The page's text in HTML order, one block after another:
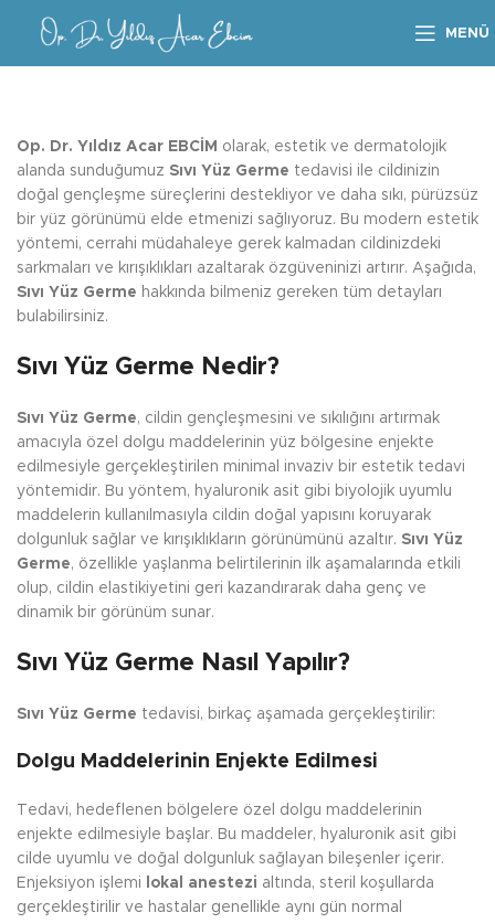
MENÜ
Op. Dr. Yıldız Acar EBCİM olarak, estetik ve dermatolojik
alanda sunduğumuz Sıvı Yüz Germe tedavisi ile cildinizin
doğal gençleşme süreçlerini destekliyor ve daha sıkı, pürüzsüz
bir yüz görünümü elde etmenizi sağlıyoruz. Bu modern estetik
yöntemi, cerrahi müdahaleye gerek kalmadan cildinizdeki
sarkmaları ve kırışıklıkları azaltarak özgüveninizi artırır. Aşağıda,
Sıvı Yüz Germe hakkında bilmeniz gereken tüm detayları
bulabilirsiniz.
Sıvı Yüz Germe Nedir?
Sıvı Yüz Germe, cildin gençleşmesini ve sıkılığını artırmak
amacıyla özel dolgu maddelerinin yüz bölgesine enjekte
edilmesiyle gerçekleştirilen minimal invaziv bir estetik tedavi
yöntemidir. Bu yöntem, hyaluronik asit gibi biyolojik uyumlu
maddelerin kullanılmasıyla cildin doğal yapısını koruyarak
dolgunluk sağlar ve kırışıklıkların görünümünü azaltır. Sıvı Yüz
Germe, özellikle yaşlanma belirtilerinin ilk aşamalarında etkili
olup, cildin elastikiyetini geri kazandırarak daha genç ve
dinamik bir görünüm sunar.
Sıvı Yüz Germe Nasıl Yapılır?
Sıvı Yüz Germe tedavisi, birkaç aşamada gerçekleştirilir:
Dolgu Maddelerinin Enjekte Edilmesi
Tedavi, hedeflenen bölgelere özel dolgu maddelerinin
enjekte edilmesiyle başlar. Bu maddeler, hyaluronik asit gibi
cilde uyumlu ve doğal dolgunluk sağlayan bileşenler içerir.
Enjeksiyon işlemi
lokal anestezi altında, steril koşullarda
gerçekleştirilir ve hastalar genellikle aynı gün normal